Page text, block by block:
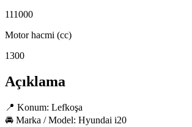
111000
Motor hacmi (cc)
1300
Açıklama
📍 Konum: Lefkoşa
🚘 Marka / Model: Hyundai i20